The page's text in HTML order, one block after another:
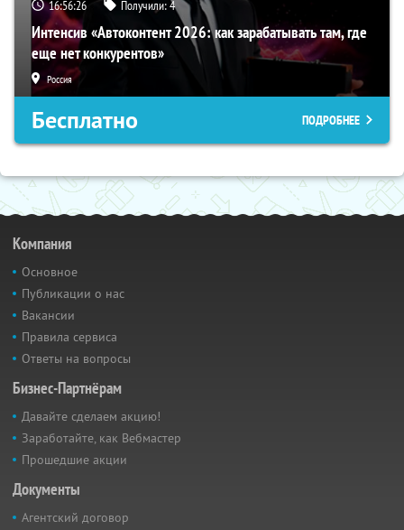
16:56:25 Получили:4
Интенсив «Автоконтент 2026: как зарабатывать там, где
еще нет конкурентов»
Россия
Бесплатно ПОДРОБНЕЕ
Компания
Основное
Публикации о нас
Вакансии
Правила сервиса
Ответы на вопросы
Бизнес-Партнёрам
Давайте сделаем акцию!
Заработайте, как Вебмастер
Прошедшие акции
Документы
Агентский договор